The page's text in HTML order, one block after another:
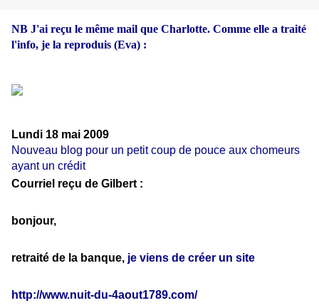
NB J'ai reçu le même mail que Charlotte. Comme elle a traité
l'info, je la reproduis (Eva) :
Lundi 18 mai 2009
Nouveau blog pour un petit coup de pouce aux chomeurs
ayant un crédit
Courriel reçu de Gilbert :
bonjour,
retraité de la banque, je viens de créer un site
http://www.nuit-du-4aout1789.com/